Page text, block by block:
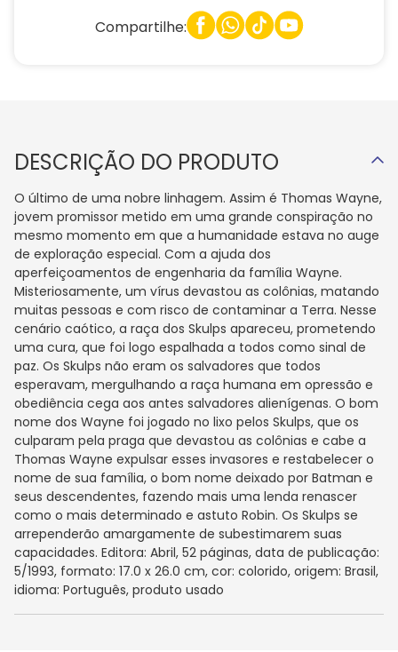
Compartilhe:
DESCRIÇÃO DO PRODUTO
O último de uma nobre linhagem. Assim é Thomas Wayne,
jovem promissor metido em uma grande conspiração no
mesmo momento em que a humanidade estava no auge
de exploração especial. Com a ajuda dos
aperfeiçoamentos de engenharia da família Wayne.
Misteriosamente, um vírus devastou as colônias, matando
muitas pessoas e com risco de contaminar a Terra. Nesse
cenário caótico, a raça dos Skulps apareceu, prometendo
uma cura, que foi logo espalhada a todos como sinal de
paz. Os Skulps não eram os salvadores que todos
esperavam, mergulhando a raça humana em opressão e
obediência cega aos antes salvadores alienígenas. O bom
nome dos Wayne foi jogado no lixo pelos Skulps, que os
culparam pela praga que devastou as colônias e cabe a
Thomas Wayne expulsar esses invasores e restabelecer o
nome de sua família, o bom nome deixado por Batman e
seus descendentes, fazendo mais uma lenda renascer
como o mais determinado e astuto Robin. Os Skulps se
arrependerão amargamente de subestimarem suas
capacidades. Editora: Abril, 52 páginas, data de publicação:
5/1993, formato: 17.0 x 26.0 cm, cor: colorido, origem: Brasil,
idioma: Português, produto usado